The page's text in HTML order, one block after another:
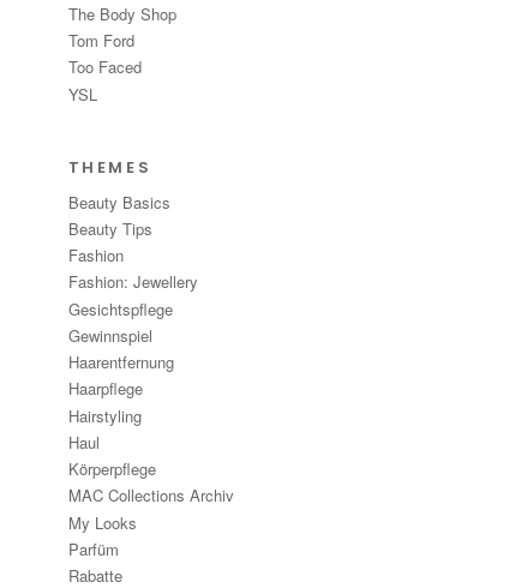
The Body Shop
Tom Ford
Too Faced
YSL
THEMES
Beauty Basics
Beauty Tips
Fashion
Fashion: Jewellery
Gesichtspflege
Gewinnspiel
Haarentfernung
Haarpflege
Hairstyling
Haul
Körperpflege
MAC Collections Archiv
My Looks
Parfüm
Rabatte